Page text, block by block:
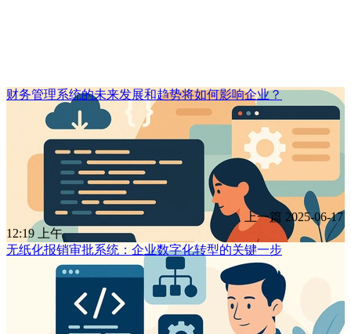
财务管理系统的未来发展和趋势将如何影响企业？
上一篇 2025-06-17
12:19 上午
无纸化报销审批系统：企业数字化转型的关键一步